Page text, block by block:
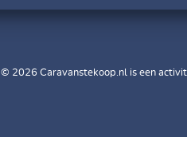
© 2026 Caravanstekoop.nl is een